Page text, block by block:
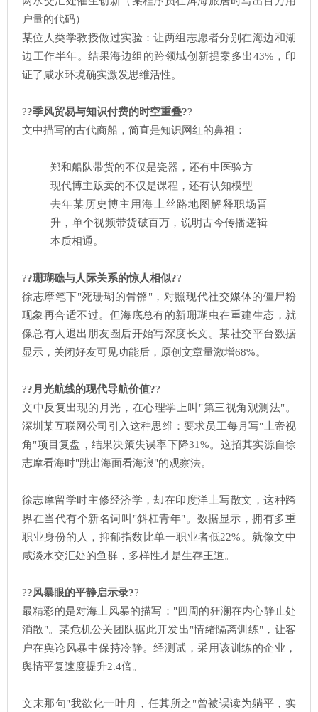
户量的代码）
某位人类学教授做过实验：让两组志愿者分别在海边和湖
边工作半年。结果海边组的跨领域创新提案多出43%，印
证了咸水环境确实激发思维活性。
??季风贸易与知识付费的时空重叠??
文中描写的古代商船，简直是知识网红的鼻祖：
郑和船队带货的不仅是瓷器，还有中医验方
现代博主贩卖的不仅是课程，还有认知模型
去年某历史博主用海上丝路地图解释职场晋
升，单个视频带货破百万，说明古今传播逻辑
本质相通。
??珊瑚礁与人际关系的惊人相似??
徐志摩笔下"死珊瑚的骨骼"，对照现代社交媒体的僵尸粉
现象再合适不过。但海底总有的新珊瑚虫在重建生态，就
像总有人退出朋友圈后开始写深度长文。某社交平台数据
显示，关闭好友可见功能后，原创文章量激增68%。
??月光航线的现代导航价值??
文中反复出现的月光，在心理学上叫"第三视角观测法"。
深圳某互联网公司引入这种思维：要求员工每月写"上帝视
角"项目复盘，结果决策失误率下降31%。这招其实源自徐
志摩看海时"跳出海面看海浪"的观察法。
徐志摩留学时主修经济学，却在印度洋上写散文，这种跨
界在当代有个新名词叫"斜杠青年"。数据显示，拥有多重
职业身份的人，抑郁指数比单一职业者低22%。就像文中
咸淡水交汇处的鱼群，多样性才是生存王道。
??风暴眼的平静启示录??
最精彩的是对海上风暴的描写："四周的狂澜在内心静止处
消散"。某危机公关团队据此开发出"情绪隔离训练"，让客
户在舆论风暴中保持冷静。经测试，采用该训练的企业，
舆情平复速度提升2.4倍。
文末那句"我欲化一叶舟，任其所之"曾被误读为躺平，实